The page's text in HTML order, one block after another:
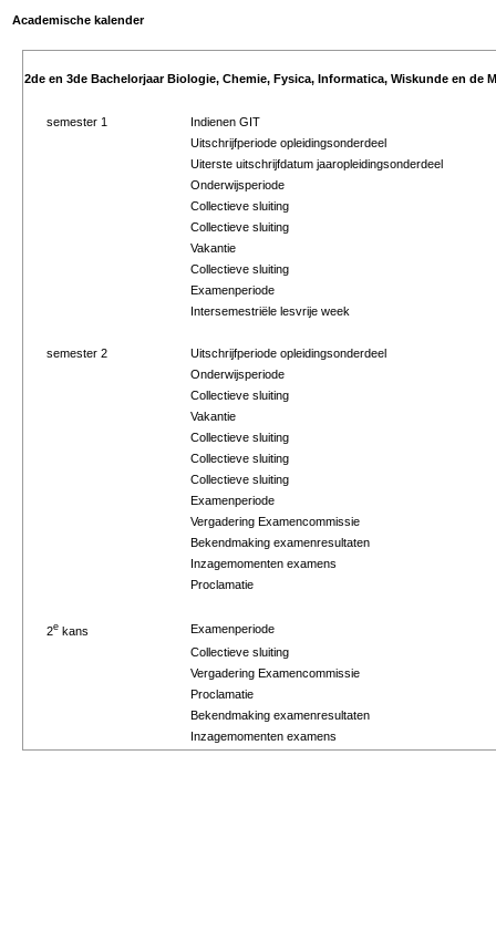
Academische kalender
2de en 3de Bachelorjaar Biologie, Chemie, Fysica, Informatica, Wiskunde en de
semester 1
Indienen GIT
Uitschrijfperiode opleidingsonderdeel
Uiterste uitschrijfdatum jaaropleidingsonderdeel
Onderwijsperiode
Collectieve sluiting
Collectieve sluiting
Vakantie
Collectieve sluiting
Examenperiode
Intersemestriële lesvrije week
semester 2
Uitschrijfperiode opleidingsonderdeel
Onderwijsperiode
Collectieve sluiting
Vakantie
Collectieve sluiting
Collectieve sluiting
Collectieve sluiting
Examenperiode
Vergadering Examencommissie
Bekendmaking examenresultaten
Inzagemomenten examens
Proclamatie
2e kans
Examenperiode
Collectieve sluiting
Vergadering Examencommissie
Proclamatie
Bekendmaking examenresultaten
Inzagemomenten examens